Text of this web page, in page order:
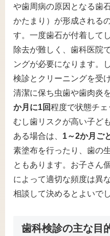
や歯周病の原因となる歯
かたまり）が形成される
す​。一度歯石が付着して
除去が難しく、歯科医院
ングが必要になります​。
検診とクリーニングを受
清潔に保ち虫歯や歯肉炎
か月に1回程度で状態チェ
むし歯リスクが高い子ど
ある場合は、 1～2か月ご
素塗布を行ったり、歯の
ともあります​。お子さん
によって適切な頻度は異
相談して決めるとよいでし
歯科検診の主な目